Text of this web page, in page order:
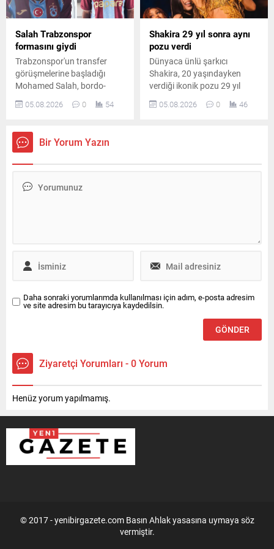
Salah Trabzonspor
formasını giydi
Trabzonspor'un transfer
görüşmelerine başladığı
Mohamed Salah, bordo-
mavili formayla ilk kez
kulübün resmi sosyal medya
Yıldız futbolcu taraftarlara
da ilk mesajını gönderdi.
05.08.2026 0 54
Shakira 29 yıl sonra aynı
pozu verdi
Dünyaca ünlü şarkıcı
Shakira, 20 yaşındayken
verdiği ikonik pozu 29 yıl
sonra yeniden canlandırdı.
Ünlü sanatçının paylaşımı
05.08.2026 0 46
Bir Yorum Yazın
Daha sonraki yorumlarımda kullanılması için adım, e-posta adresim
ve site adresim bu tarayıcıya kaydedilsin.
Ziyaretçi Yorumları - 0 Yorum
Henüz yorum yapılmamış.
© 2017 - yenibirgazete.com Basın Ahlak yasasına uymaya söz
vermiştir.